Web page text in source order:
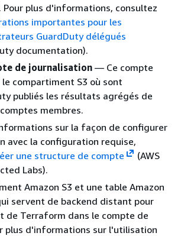
Pour plus d'informations, consultez
importantes pour les
GuardDuty délégués
documentation).
de journalisation — Ce compte
compartiment S3 où sont
publiés les résultats agrégés de
membres.
sur la façon de configurer
avec la configuration requise,
une structure de compte
(AWS
Labs).
Amazon S3 et une table Amazon
servent de backend distant pour
de Terraform dans le compte de
plus d'informations sur l'utilisation